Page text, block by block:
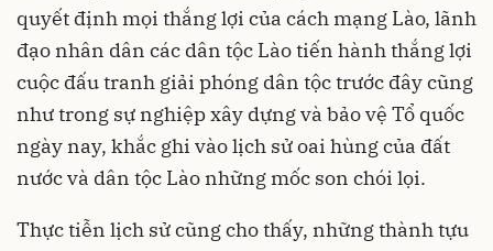
quyết định mọi thắng lợi của cách mạng Lào, lãnh
đạo nhân dân các dân tộc Lào tiến hành thắng lợi
cuộc đấu tranh giải phóng dân tộc trước đây cũng
như trong sự nghiệp xây dựng và bảo vệ Tổ quốc
ngày nay, khắc ghi vào lịch sử oai hùng của đất
nước và dân tộc Lào những mốc son chói lọi.
Thực tiễn lịch sử cũng cho thấy, những thành tựu